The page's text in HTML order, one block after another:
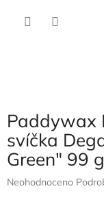
Paddywax
svíčka
Green" 99 g
Průměrné
Neohodnoceno